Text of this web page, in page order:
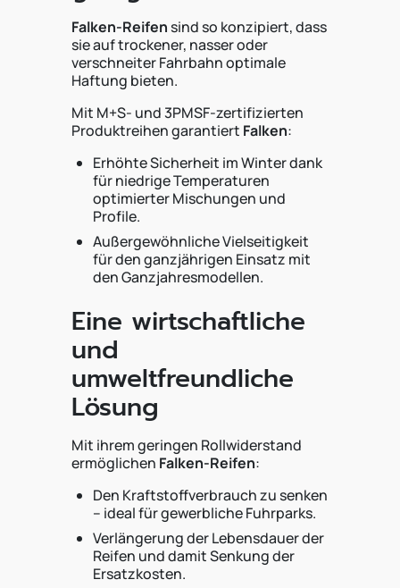
Falken-Reifensind so konzipiert, dass
sie auf trockener, nasser oder
verschneiter Fahrbahn optimale
Haftung bieten.
Mit M+S- und 3PMSF-zertifizierten
Produktreihen garantiert Falken:
Erhöhte Sicherheit im Winter dank
für niedrige Temperaturen
optimierter Mischungen und
Profile.
Außergewöhnliche Vielseitigkeit
für den ganzjährigen Einsatz mit
den Ganzjahresmodellen.
Eine wirtschaftliche
und
umweltfreundliche
Lösung
Mit ihrem geringen Rollwiderstand
ermöglichen Falken-Reifen:
Den Kraftstoffverbrauch zu senken
– ideal für gewerbliche Fuhrparks.
Verlängerung der Lebensdauer der
Reifen und damit Senkung der
Ersatzkosten.